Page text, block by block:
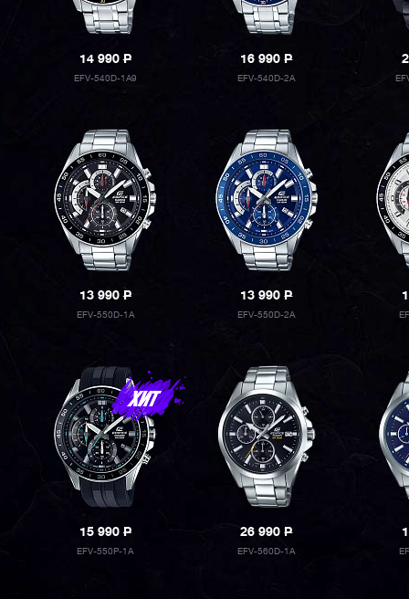
14 990P
EFV-540D-1A9
16 990P
EFV-540D-2A
13 990P
EFV-550D-1A
13 990P
EFV-550D-2A
15 990P
EFV-550P-1A
26 990P
EFV-560D-1A